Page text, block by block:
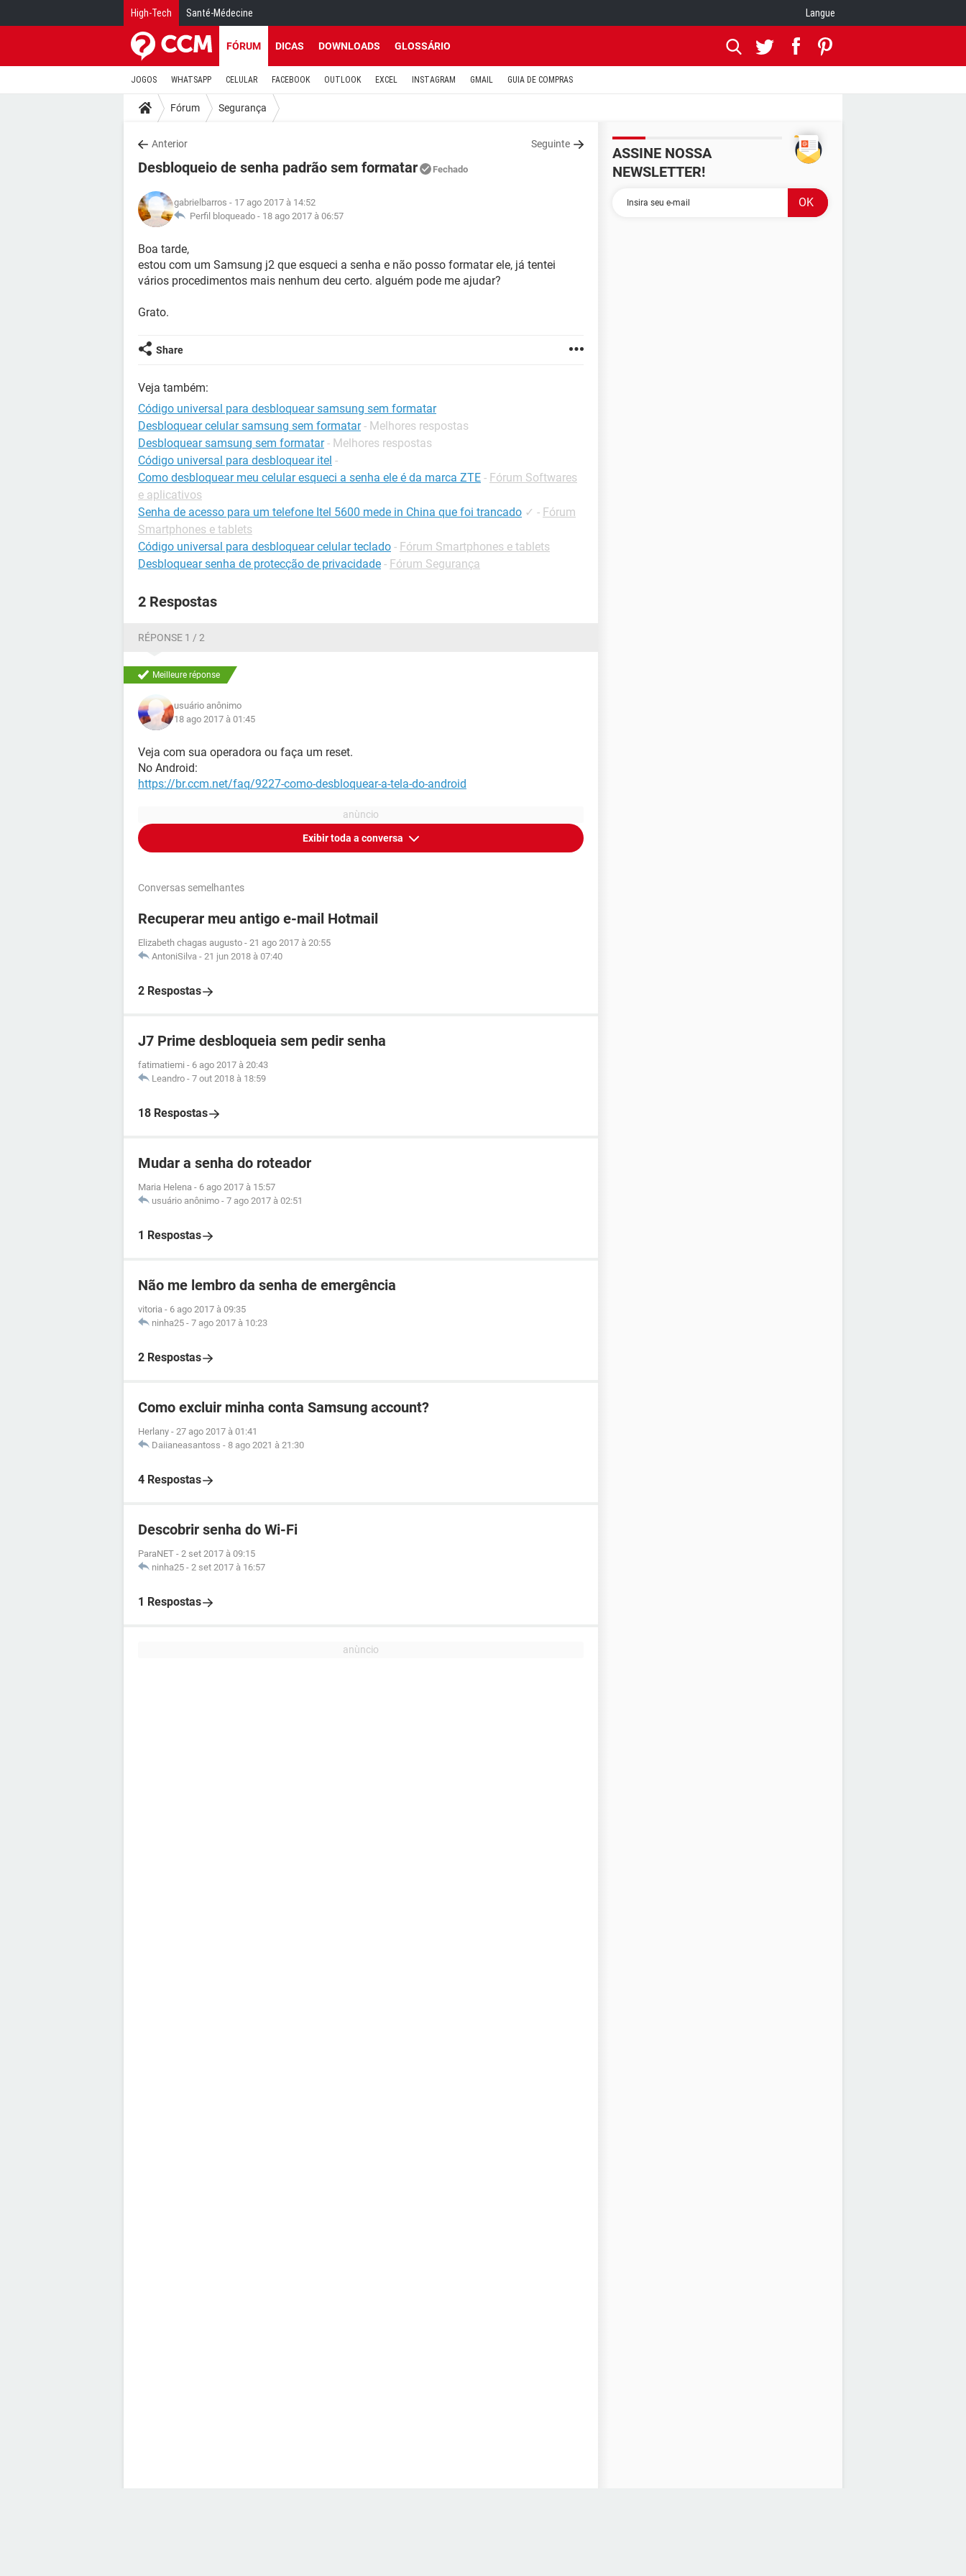
High-Tech Santé-Médecine Langue
FÓRUM DICAS DOWNLOADS GLOSSÁRIO
JOGOS WHATSAPP CELULAR FACEBOOK OUTLOOK EXCEL INSTAGRAM GMAIL GUIA DE COMPRAS
Fórum Segurança
Anterior Seguinte
Desbloqueio de senha padrão sem formatar Fechado
gabrielbarros - 17 ago 2017 à 14:52
Perfil bloqueado - 18 ago 2017 à 06:57
Boa tarde,
estou com um Samsung j2 que esqueci a senha e não posso formatar ele, já tentei
vários procedimentos mais nenhum deu certo. alguém pode me ajudar?
Grato.
Share
Veja também:
Código universal para desbloquear samsung sem formatar
Desbloquear celular samsung sem formatar - Melhores respostas
Desbloquear samsung sem formatar - Melhores respostas
Código universal para desbloquear itel -
Como desbloquear meu celular esqueci a senha ele é da marca ZTE - Fórum Softwares
e aplicativos
Senha de acesso para um telefone Itel 5600 mede in China que foi trancado ✓ - Fórum
Smartphones e tablets
Código universal para desbloquear celular teclado - Fórum Smartphones e tablets
Desbloquear senha de protecção de privacidade - Fórum Segurança
2 Respostas
RÉPONSE 1 / 2
Meilleure réponse
usuário anônimo
18 ago 2017 à 01:45
Veja com sua operadora ou faça um reset.
No Android:
https://br.ccm.net/faq/9227-como-desbloquear-a-tela-do-android
Exibir toda a conversa
Conversas semelhantes
Recuperar meu antigo e-mail Hotmail
Elizabeth chagas augusto - 21 ago 2017 à 20:55
AntoniSilva - 21 jun 2018 à 07:40
2 Respostas
J7 Prime desbloqueia sem pedir senha
fatimatiemi - 6 ago 2017 à 20:43
Leandro - 7 out 2018 à 18:59
18 Respostas
Mudar a senha do roteador
Maria Helena - 6 ago 2017 à 15:57
usuário anônimo - 7 ago 2017 à 02:51
1 Respostas
Não me lembro da senha de emergência
vitoria - 6 ago 2017 à 09:35
ninha25 - 7 ago 2017 à 10:23
2 Respostas
Como excluir minha conta Samsung account?
Herlany - 27 ago 2017 à 01:41
Daiianeasantoss - 8 ago 2021 à 21:30
4 Respostas
Descobrir senha do Wi-Fi
ParaNET - 2 set 2017 à 09:15
ninha25 - 2 set 2017 à 16:57
1 Respostas
ASSINE NOSSA
NEWSLETTER!